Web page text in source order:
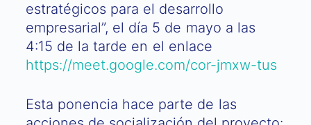
estratégicos para el desarrollo
empresarial”, el día 5 de mayo a las
4:15 de la tarde en el enlace
https://meet.google.com/cor-jmxw-tus
Esta ponencia hace parte de las